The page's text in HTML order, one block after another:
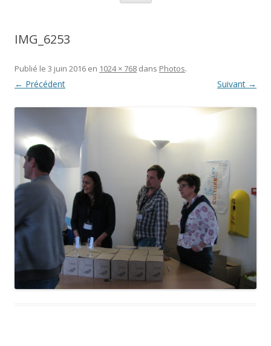
IMG_6253
Publié le 3 juin 2016 en 1024 × 768 dans Photos.
← Précédent Suivant →